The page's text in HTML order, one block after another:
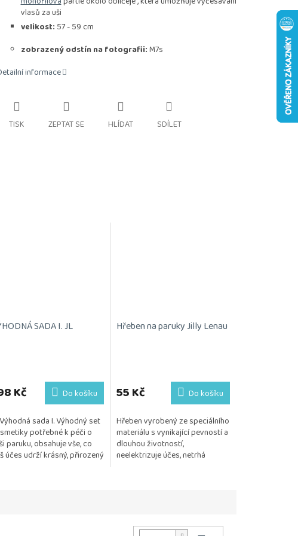
vlasů za uši
velikost: 57 - 59 cm
zobrazený odstín na fotografii:M7s
informace
TISK ZEPTAT SE HLÍDAT SDÍLET
SADA I. JL
Kč Do košíku
sada I. Výhodný set
potřebné k péči o
paruku, obsahuje vše, co
účes udrží krásný, přirozený
Hřeben na paruky Jilly Lenau
55 Kč Do košíku
Hřeben vyrobený ze speciálního
materiálu s vynikající pevností a
dlouhou životností,
neelektrizuje účes, netrhá